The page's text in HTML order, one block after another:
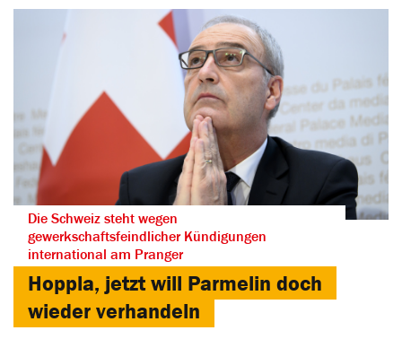
Die Schweiz steht wegen
gewerkschaftsfeindlicher Kündigungen
international am Pranger
Hoppla, jetzt will Parmelin doch
wieder verhandeln